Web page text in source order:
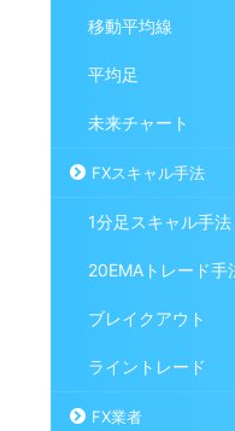
移動平均線
平均足
未来チャート
FXスキャル手法
1分足スキャル手法
20EMAトレード手
ブレイクアウト
ライントレード
FX業者